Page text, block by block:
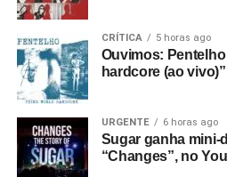
CRÍTICA 5 horas ago
Ouvimos:
hardcore (ao vivo)”
URGENTE 6 horas ago
Sugar ganha mini-
“Changes”, no